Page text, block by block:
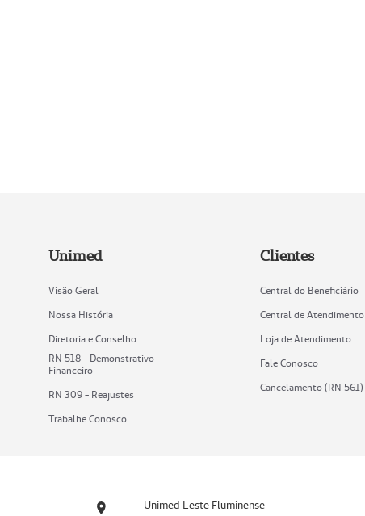
Unimed
Visão Geral
Nossa História
Diretoria e Conselho
RN 518 - Demonstrativo
Financeiro
RN 309 - Reajustes
Trabalhe Conosco
Clientes
Central do Beneficiário
Central de Atendimento
Loja de Atendimento
Fale Conosco
Cancelamento (RN 561)
Unimed Leste Fluminense